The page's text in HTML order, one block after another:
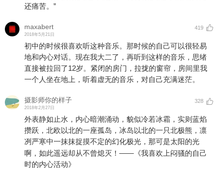
还痛苦。”
maxabert
2018年5月21日
419
初中的时候很喜欢听这种音乐。那时候的自己可以很轻易
地和内心对话。现在我大二了，再听到这样的音乐，思绪
直接被拉回了12岁。紧闭的房门，拉拢的窗帘，房间里我
一个人坐在地上，听着虚无的音乐，对自己充满迷茫。
摄影师你的样子
2018年2月27日
328
外表静如止水，内心暗潮涌动，貌似冷若冰霜，实则蓝焰
攒跃，北欧以北的一座孤岛，冰岛以北的一只北极熊，凛
冽严寒中一抹抹捉摸不定的幻化极光，那可是太阳的光
啊，如此遥远却从不曾熄灭！――《我喜欢上闷骚的自己
时的内心活动》